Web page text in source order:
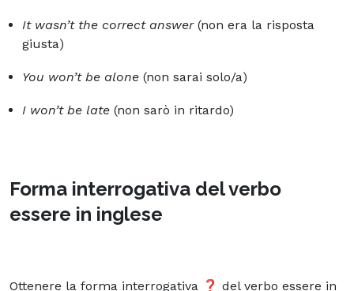
It wasn’t the correct answer (non era la risposta
giusta)
You won’t be alone (non sarai solo/a)
I won’t be late (non sarò in ritardo)
Forma interrogativa del verbo
essere in inglese
Ottenere la forma interrogativa ❓ del verbo essere in